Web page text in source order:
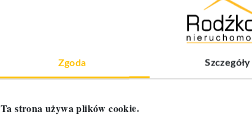
Zgoda Szczegóły
Ta strona używa plików cookie.
vir_pozwolenienauzytkowanie_brak
jest